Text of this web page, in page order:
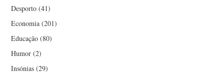
Desporto (41)
Economia (201)
Educação (80)
Humor (2)
Insónias (29)